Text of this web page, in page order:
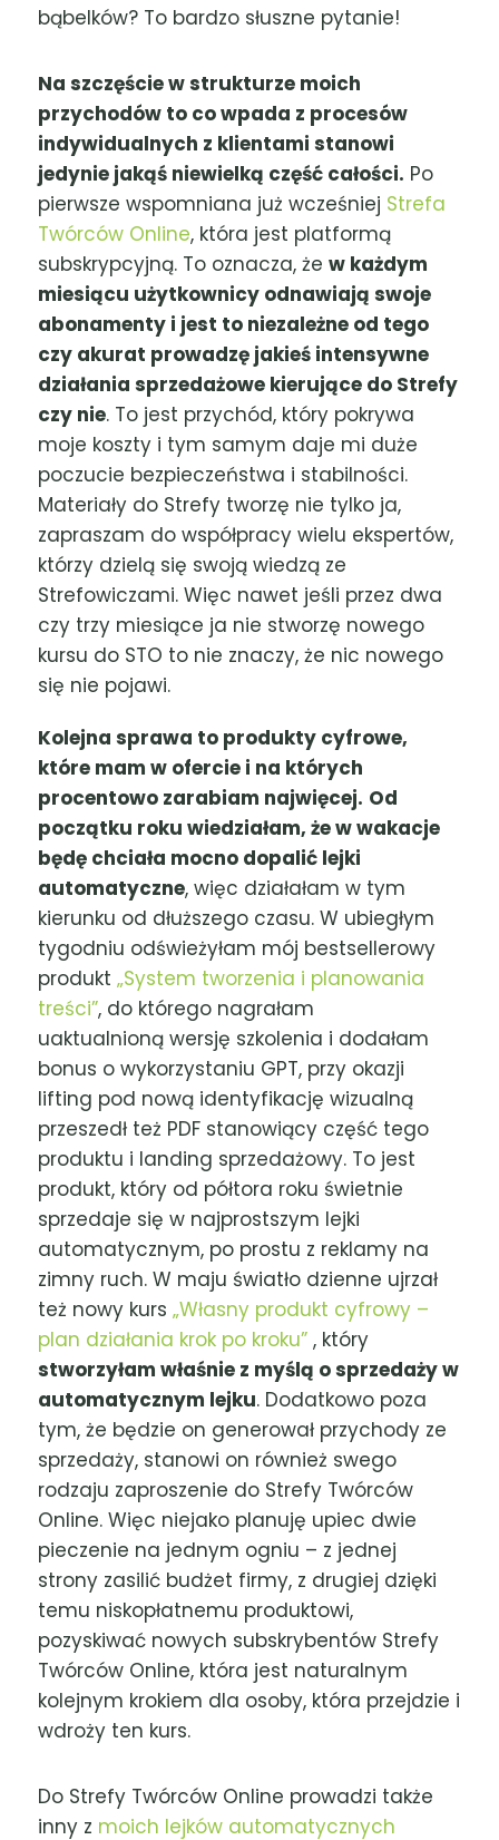
bąbelków? To bardzo słuszne pytanie!
Na szczęście w strukturze moich
przychodów to co wpada z procesów
indywidualnych z klientami stanowi
jedynie jakąś niewielką część całości. Po
pierwsze wspomniana już wcześniej Strefa
Twórców Online, która jest platformą
subskrypcyjną. To oznacza, że w każdym
miesiącu użytkownicy odnawiają swoje
abonamenty i jest to niezależne od tego
czy akurat prowadzę jakieś intensywne
działania sprzedażowe kierujące do Strefy
czy nie. To jest przychód, który pokrywa
moje koszty i tym samym daje mi duże
poczucie bezpieczeństwa i stabilności.
Materiały do Strefy tworzę nie tylko ja,
zapraszam do współpracy wielu ekspertów,
którzy dzielą się swoją wiedzą ze
Strefowiczami. Więc nawet jeśli przez dwa
czy trzy miesiące ja nie stworzę nowego
kursu do STO to nie znaczy, że nic nowego
się nie pojawi.
Kolejna sprawa to produkty cyfrowe,
które mam w ofercie i na których
procentowo zarabiam najwięcej. Od
początku roku wiedziałam, że w wakacje
będę chciała mocno dopalić lejki
automatyczne, więc działałam w tym
kierunku od dłuższego czasu. W ubiegłym
tygodniu odświeżyłam mój bestsellerowy
produkt „System tworzenia i planowania
treści”, do którego nagrałam
uaktualnioną wersję szkolenia i dodałam
bonus o wykorzystaniu GPT, przy okazji
lifting pod nową identyfikację wizualną
przeszedł też PDF stanowiący część tego
produktu i landing sprzedażowy. To jest
produkt, który od półtora roku świetnie
sprzedaje się w najprostszym lejki
automatycznym, po prostu z reklamy na
zimny ruch. W maju światło dzienne ujrzał
też nowy kurs „Własny produkt cyfrowy –
plan działania krok po kroku” , który
stworzyłam właśnie z myślą o sprzedaży w
automatycznym lejku. Dodatkowo poza
tym, że będzie on generował przychody ze
sprzedaży, stanowi on również swego
rodzaju zaproszenie do Strefy Twórców
Online. Więc niejako planuję upiec dwie
pieczenie na jednym ogniu – z jednej
strony zasilić budżet firmy, z drugiej dzięki
temu niskopłatnemu produktowi,
pozyskiwać nowych subskrybentów Strefy
Twórców Online, która jest naturalnym
kolejnym krokiem dla osoby, która przejdzie i
wdroży ten kurs.
Do Strefy Twórców Online prowadzi także
inny z moich lejków automatycznych